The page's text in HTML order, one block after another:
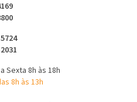
Sexta 8h às 18h
8h às 13h